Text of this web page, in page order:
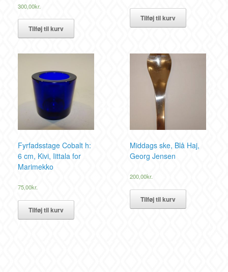
300,00kr.
Tilføj til kurv
Tilføj til kurv
Fyrfadsstage Cobalt h:
6 cm, Kivi, Iittala for
Marimekko
75,00kr.
Tilføj til kurv
Middags ske, Blå Haj,
Georg Jensen
200,00kr.
Tilføj til kurv